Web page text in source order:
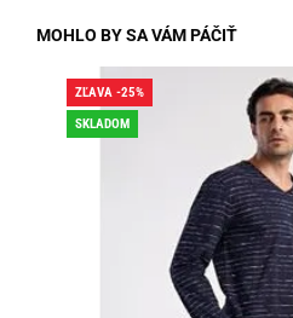
MOHLO BY SA VÁM PÁČIŤ
ZĽAVA -25%
SKLADOM